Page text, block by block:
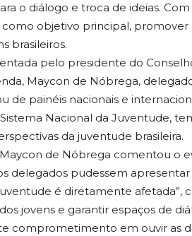
o diálogo e troca de ideias.
objetivo principal, promover
brasileiros.
pelo presidente do
Maycon de Nóbrega,
de painéis nacionais e
Nacional da Juventude,
da juventude brasileira.
de Nóbrega comentou o
delegados pudessem
é diretamente afetada”,
jovens e garantir espaços de
comprometimento em ouvir as